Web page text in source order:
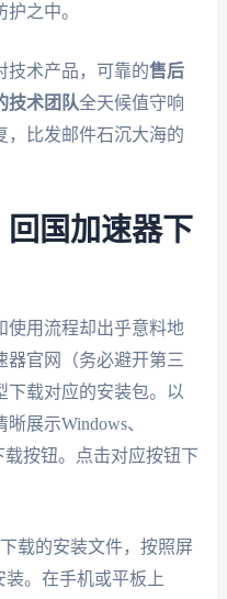
之中。
技术产品，可靠的售后
技术团队全天候值守响
，比发邮件石沉大海的
国加速器下
使用流程却出乎意料地
器官网（务必避开第三
下载对应的安装包。以
展示Windows、
载按钮。点击对应按钮下
载的安装文件，按照屏
装。在手机或平板上